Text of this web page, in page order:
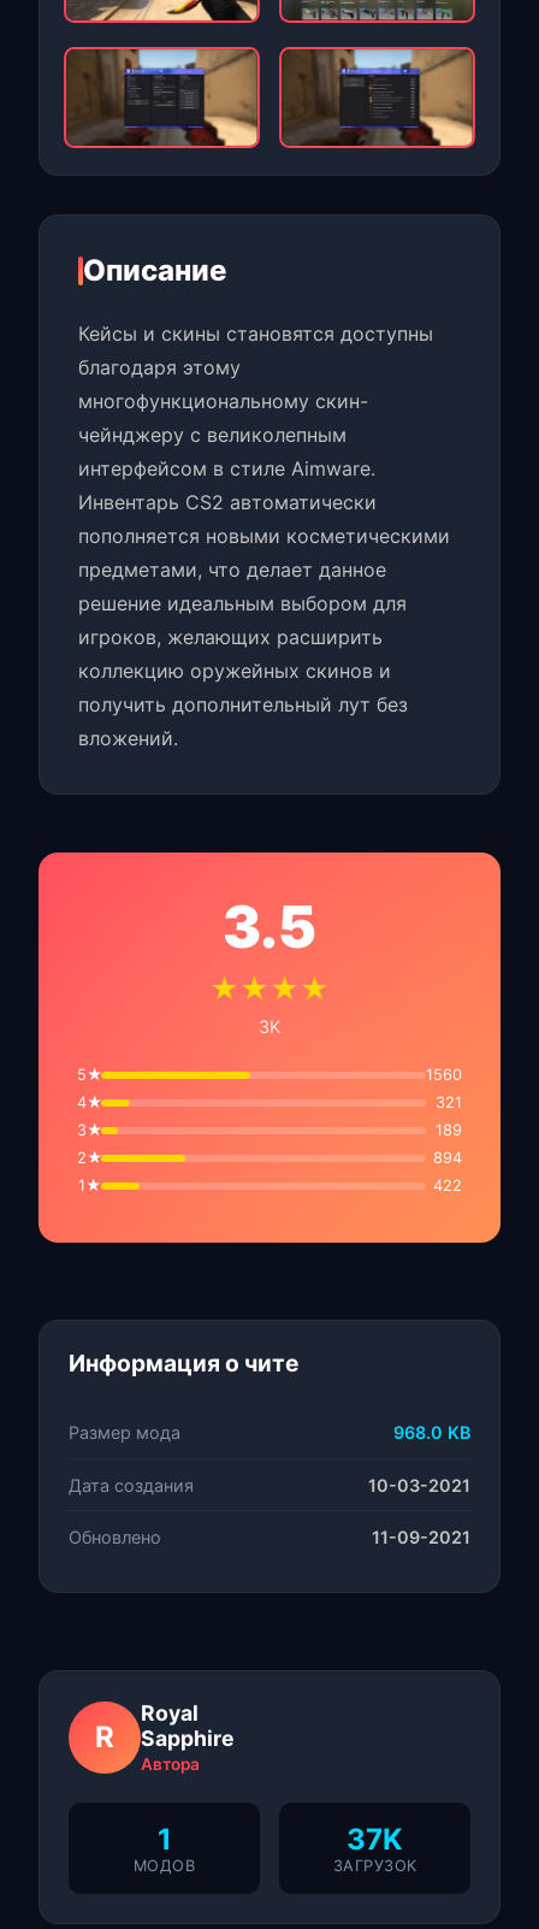
Описание
Кейсы и скины становятся доступны
благодаря этому
многофункциональному скин-
чейнджеру с великолепным
интерфейсом в стиле Aimware.
Инвентарь CS2 автоматически
пополняется новыми косметическими
предметами, что делает данное
решение идеальным выбором для
игроков, желающих расширить
коллекцию оружейных скинов и
получить дополнительный лут без
вложений.
3.5
★★★★
3K
5★
1560
4★
321
3★
189
2★
894
1★
422
Информация о чите
Размер мода 968.0 KB
Дата создания 10-03-2021
Обновлено 11-09-2021
R
Royal
Sapphire
Автора
1
МОДОВ
37K
ЗАГРУЗОК